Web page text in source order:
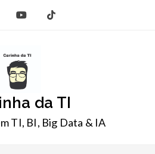
da TI
TI, BI, Big Data & IA